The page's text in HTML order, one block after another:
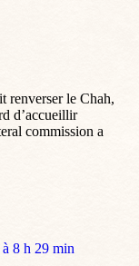
renverser le Chah,
d’accueillir
commission a
8 h 29 min